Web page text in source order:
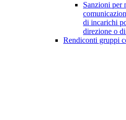
Sanzioni per
di incarichi
direzione o
Rendiconti gruppi